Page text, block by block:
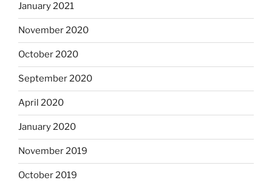
January 2021
November 2020
October 2020
September 2020
April 2020
January 2020
November 2019
October 2019